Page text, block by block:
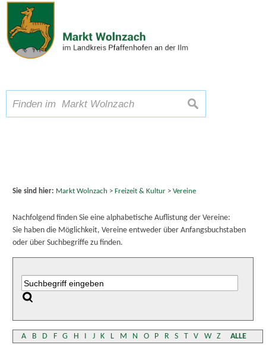
Zum Inhalt,zur Navigation
Schriftgröße A A A suchen
Sie sind hier: Markt Wolnzach > Freizeit & Kultur> Vereine
Nachfolgend finden Sie eine alphabetische Auflistung der Vereine:
Sie haben die Möglichkeit, Vereine entweder über Anfangsbuchstaben
oder über Suchbegriffe zu finden.
A B D F G H I J K L M N O P R S T V W Z ALLE